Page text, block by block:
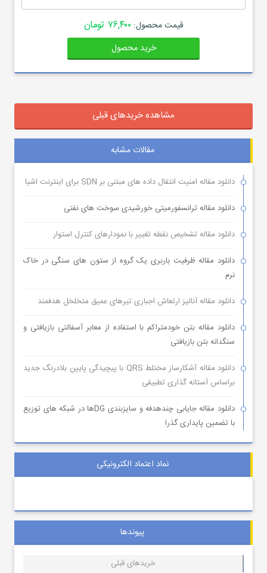
قیمت محصول:۷۶,۴۰۰ تومان
خرید محصول
مشاهده خریدهای قبلی
مقالات مشابه
دانلود مقاله امنیت انتقال داده های مبتنی بر SDN برای اینترنت اشیا
دانلود مقاله ترانسفورمیتی خورشیدی سوخت های نفتی
دانلود مقاله تشخیص نقطه تغییر با نمودارهای کنترل استوار
دانلود مقاله ظرفیت باربری یک گروه از ستون های سنگی در خاک
نرم
دانلود مقاله آنالیز ارتعاش اجباری تیرهای عمیق متخلخل هدفمند
دانلود مقاله بتن خودمتراکم با استفاده از معابر آسفالتی بازیافتی و
سنگدانه بتن بازیافتی
دانلود مقاله آشکارساز مختلط QRS با پیچیدگی پایین بلادرنگ جدید
براساس آستانه گذاری تطبیقی
دانلود مقاله جایابی چندهدفه و سایزبندی DGها در شبکه های توزیع
با تضمین پایداری گذرا
نماد اعتماد الکترونیکی
پیوندها
خریدهای قبلی